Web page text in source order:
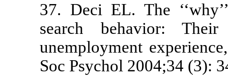
37. Deci EL.
search
Soc Psychol